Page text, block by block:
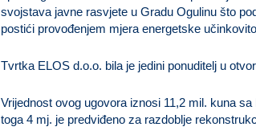
svojstava javne rasvjete u Gradu Ogulinu što
postići provođenjem mjera energetske
Tvrtka ELOS d.o.o. bila je jedini ponuditelj u
Vrijednost ovog ugovora iznosi 11,2 mil. kuna
toga 4 mj. je predviđeno za razdoblje